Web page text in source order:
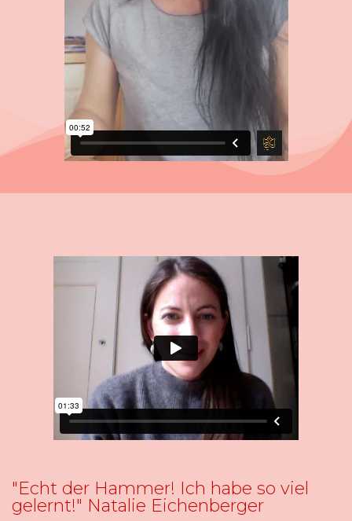
"Echt der Hammer! Ich habe so viel
gelernt!" Natalie Eichenberger